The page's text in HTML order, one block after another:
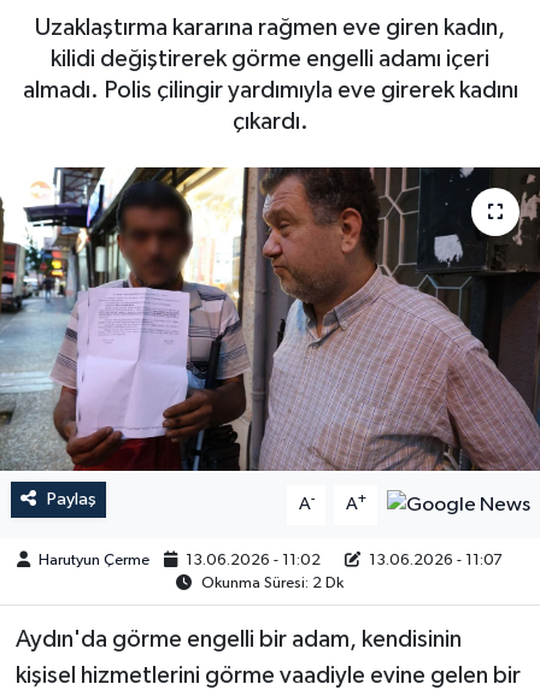
Uzaklaştırma kararına rağmen eve giren kadın,
kilidi değiştirerek görme engelli adamı içeri
almadı. Polis çilingir yardımıyla eve girerek kadını
çıkardı.
Paylaş A- A+
Harutyun Çerme 13.06.2026 - 11:02
13.06.2026 - 11:07
Okunma Süresi: 2 Dk
Aydın'da görme engelli bir adam, kendisinin
kişisel hizmetlerini görme vaadiyle evine gelen bir